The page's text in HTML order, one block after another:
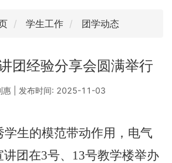
学生工作 团学动态
团经验分享会圆满举行
惠 | 发布时间: 2025-11-03
学生的模范带动作用，电气
讲团在3号、 13号教学楼举办